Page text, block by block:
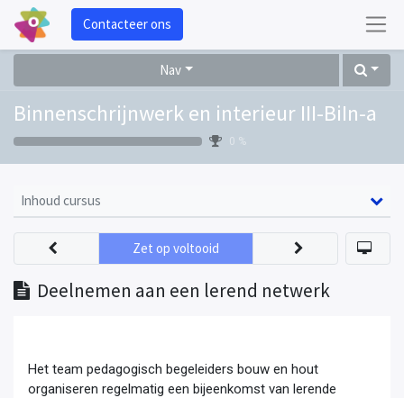
Contacteer ons
Nav
Binnenschrijnwerk en interieur III-BiIn-a
0 %
Inhoud cursus
Deelnemen aan een lerend netwerk
Zet op voltooid
Het team pedagogisch begeleiders bouw en hout
organiseren regelmatig een bijeenkomst van lerende